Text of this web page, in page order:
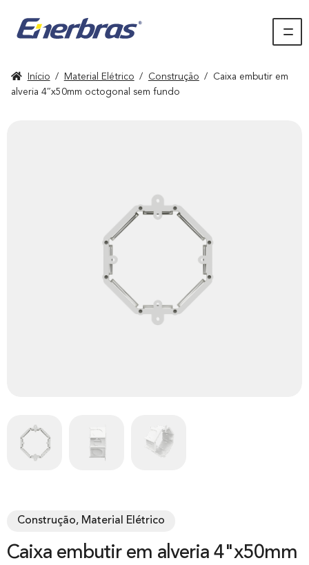
Início / Material Elétrico / Construção /
Caixa embutir em
alveria 4″x50mm octogonal sem fundo
Construção, Material Elétrico
Caixa embutir em alveria 4"x50mm